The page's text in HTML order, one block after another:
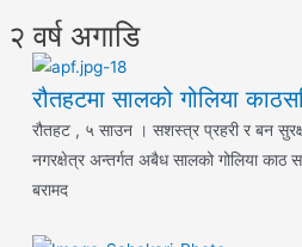
२ वर्ष अगाडि
रौतहटमा सालको गोलिया
रौतहट , ५ साउन । सशस्त्र प्रहरी र बन
नगरक्षेत्र अन्तर्गत अबैध सालको गोलिया काठ
बरामद